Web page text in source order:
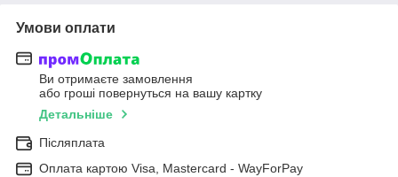
Умови оплати
Ви отримаєте замовлення
або гроші повернуться на вашу картку
Детальніше
Післяплата
Оплата картою Visa, Mastercard - WayForPay